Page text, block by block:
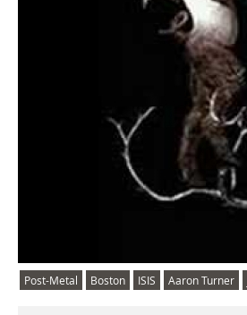
Post-Metal Boston ISIS Aaron Turner